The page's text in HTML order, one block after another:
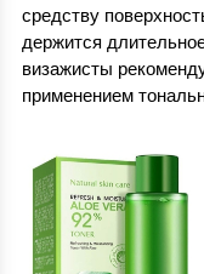
средству
держится
визажисты
применением